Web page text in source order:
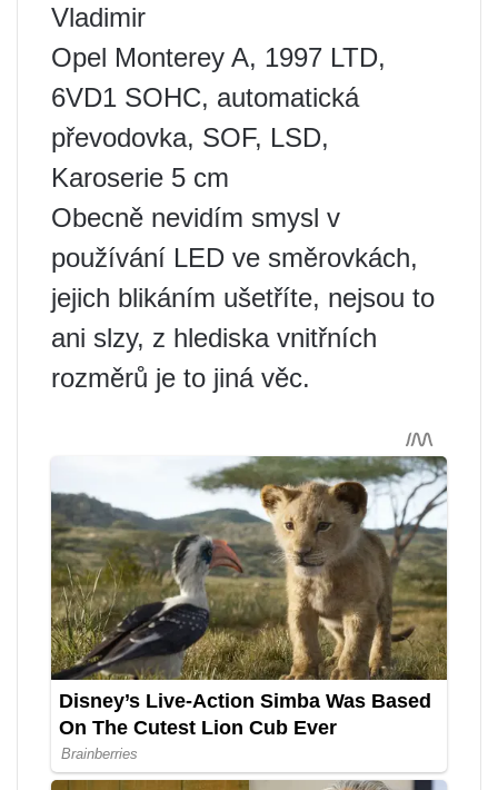
Vladimir
Opel Monterey A, 1997 LTD,
6VD1 SOHC, automatická
převodovka, SOF, LSD,
Karoserie 5 cm
Obecně nevidím smysl v
používání LED ve směrovkách,
jejich blikáním ušetříte, nejsou to
ani slzy, z hlediska vnitřních
rozměrů je to jiná věc.